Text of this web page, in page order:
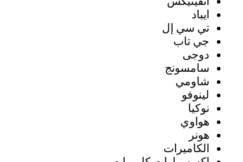
ايباد
تي سي إل
جي تاب
دوجى
سامسونج
شاومي
لينوفو
نوكيا
هواوي
هونر
الكاميرات